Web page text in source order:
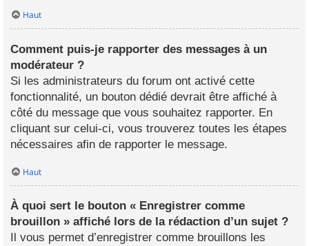
Haut
Comment puis-je rapporter des messages à un
modérateur ?
Si les administrateurs du forum ont activé cette
fonctionnalité, un bouton dédié devrait être affiché à
côté du message que vous souhaitez rapporter. En
cliquant sur celui-ci, vous trouverez toutes les étapes
nécessaires afin de rapporter le message.
Haut
À quoi sert le bouton « Enregistrer comme
brouillon » affiché lors de la rédaction d’un sujet ?
Il vous permet d’enregistrer comme brouillons les